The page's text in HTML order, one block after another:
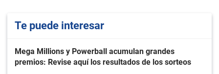
Te puede interesar
Mega Millions y Powerball acumulan grandes
premios: Revise aquí los resultados de los sorteos